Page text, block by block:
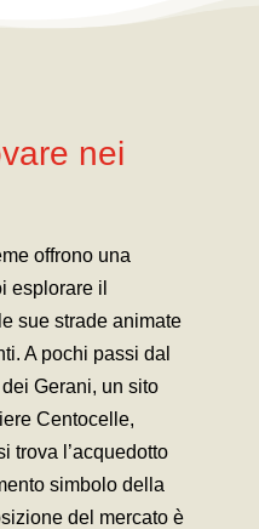
nei
offrono una
esplorare il
sue strade animate
A pochi passi dal
Gerani, un sito
Centocelle,
trova l’acquedotto
simbolo della
del mercato è